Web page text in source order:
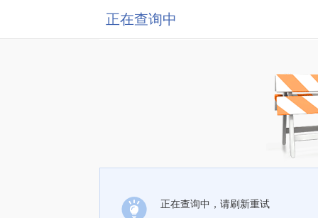
正在查询中
正在查询中，请刷新重试